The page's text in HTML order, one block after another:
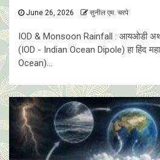
June 26, 2026 सुनील एम. चरपे
IOD & Monsoon Rainfall : आयओडी
(IOD - Indian Ocean Dipole) हा हिंद
Ocean)...